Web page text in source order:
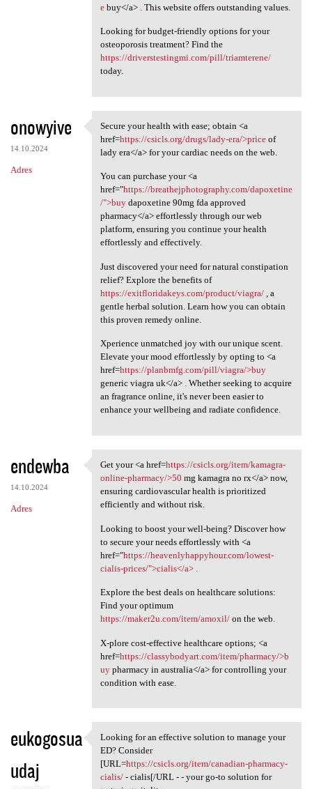
ebuy</a> . This website offers outstanding values.
Looking for budget-friendly options for your
osteoporosis treatment? Find the
https://driverstestingmi.com/pill/triamterene/
today.
onowyive
14.10.2024
Adres
Secure your health with ease;
Secure your health with ease; obtain <a
href=https://csicls.org/drugs/lady-era/>priceof
lady era</a> for your cardiac needs on the web.
You can purchase your <a
href="https://breathejphotography.com/dapoxetine
/">buydapoxetine 90mg fda approved
pharmacy</a> effortlessly through our web
platform, ensuring you continue your health
effortlessly and effectively.
Just discovered your need for natural constipation
relief? Explore the benefits of
https://exitfloridakeys.com/product/viagra/, a
gentle herbal solution. Learn how you can obtain
this proven remedy online.
Xperience unmatched joy with our unique scent.
Elevate your mood effortlessly by opting to <a
href=https://planbmfg.com/pill/viagra/>buy
generic viagra uk</a> . Whether seeking to acquire
an fragrance online, it's never been easier to
enhance your wellbeing and radiate confidence.
endewba
14.10.2024
Adres
Get your <a href=https:/
Get your <a href=https://csicls.org/item/kamagra-
online-pharmacy/>50 mg kamagra no rx</a> now,
ensuring cardiovascular health is prioritized
efficiently and without risk.
Looking to boost your well-being? Discover how
to secure your needs effortlessly with <a
href="https://heavenlyhappyhour.com/lowest-
cialis-prices/">cialis</a>.
Explore the best deals on healthcare solutions:
Find your optimum
https://maker2u.com/item/amoxil/on the web.
X-plore cost-effective healthcare options; <a
href=https://classybodyart.com/item/pharmacy/>b
uypharmacy in australia</a> for controlling your
condition with ease.
eukogosua
udaj
Looking for an effective
Looking for an effective solution to manage your
ED? Consider
[URL=https://csicls.org/item/canadian-pharmacy-
cialis/- cialis[/URL - - your go-to solution for